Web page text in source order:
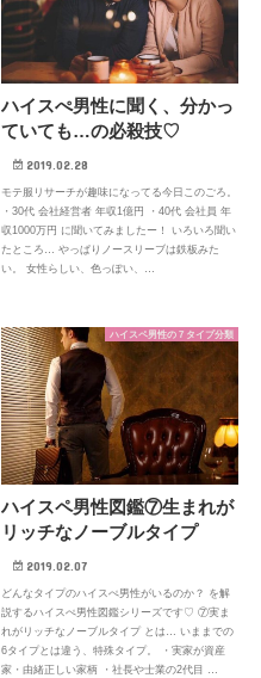
ハイスぺ男性に聞く、分かっ
ていても…の必殺技♡
2019.02.28
モテ服リサーチが趣味になってる今日このごろ。
・30代 会社経営者 年収1億円 ・40代 会社員 年
収1000万円 に聞いてみましたー！ いろいろ聞い
たところ… やっぱりノースリーブは鉄板みた
い。 女性らしい、色っぽい、…
ハイスペ男性の７タイプ分類
ハイスペ男性図鑑⑦生まれが
リッチなノーブルタイプ
2019.02.07
どんなタイプのハイスぺ男性がいるのか？ を解
説するハイスぺ男性図鑑シリーズです♡ ⑦実ま
れがリッチなノーブルタイプ とは… いままでの
6タイプとは違う、特殊タイプ。 ・実家が資産
家・由緒正しい家柄 ・社長や士業の2代目 …